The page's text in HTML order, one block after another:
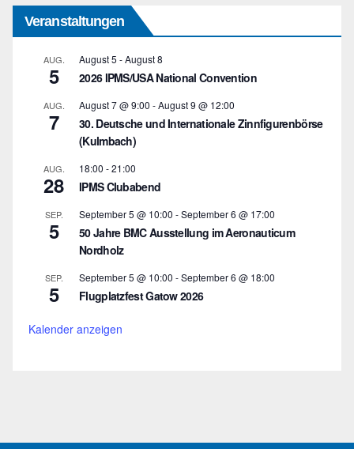
Veranstaltungen
AUG.
5
August 5 -August 8
2026 IPMS/USA National Convention
AUG.
7
August 7 @ 9:00 -August 9 @ 12:00
30. Deutsche und Internationale Zinnfigurenbörse
(Kulmbach)
AUG.
28
18:00 -21:00
IPMS Clubabend
SEP.
5
September 5 @ 10:00 -September 6 @ 17:00
50 Jahre BMC Ausstellung im Aeronauticum
Nordholz
SEP.
5
September 5 @ 10:00 -September 6 @ 18:00
Flugplatzfest Gatow 2026
Kalender anzeigen